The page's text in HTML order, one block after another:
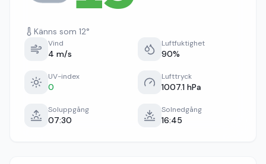
Känns som 12°
Vind
4 m/s
Luftfuktighet
90%
UV-index
0
Lufttryck
1007.1 hPa
Soluppgång
07:30
Solnedgång
16:45